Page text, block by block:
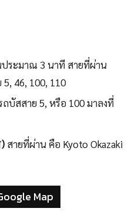
ประมาณ 3 นาที สายที่ผ่าน
46, 100, 110
บัสสาย 5, หรือ 100 มาลงที่
สายที่ผ่าน คือ Kyoto Okazaki
Map